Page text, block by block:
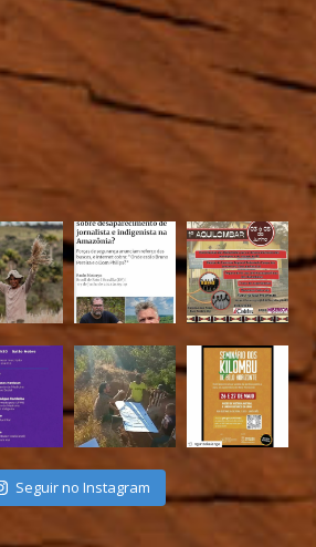
Seguir no Instagram